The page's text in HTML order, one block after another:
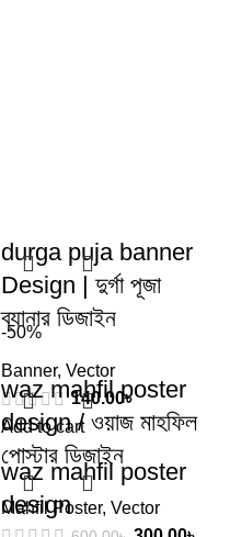
durga puja banner
Design | দুর্গা পূজা
ব্যানার ডিজাইন
Banner, Vector
140.00৳
Add to cart
-50%
waz mahfil poster
design / ওয়াজ মাহফিল
পোস্টার ডিজাইন
Mahfil Poster, Vector
waz mahfil poster
design